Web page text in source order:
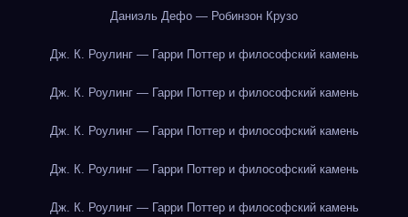
Даниэль Дефо — Робинзон Крузо
Дж. К. Роулинг — Гарри Поттер и философский камень
Дж. К. Роулинг — Гарри Поттер и философский камень
Дж. К. Роулинг — Гарри Поттер и философский камень
Дж. К. Роулинг — Гарри Поттер и философский камень
Дж. К. Роулинг — Гарри Поттер и философский камень